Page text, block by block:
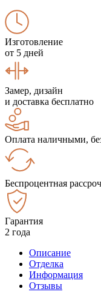
Изготовление
от 5 дней
Замер, дизайн
и доставка бесплатно
Оплата наличными,
Беспроцентная
Гарантия
2 года
Описание
Отделка
Информация
Отзывы